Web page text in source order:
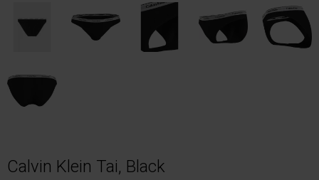
Calvin Klein Tai, Black